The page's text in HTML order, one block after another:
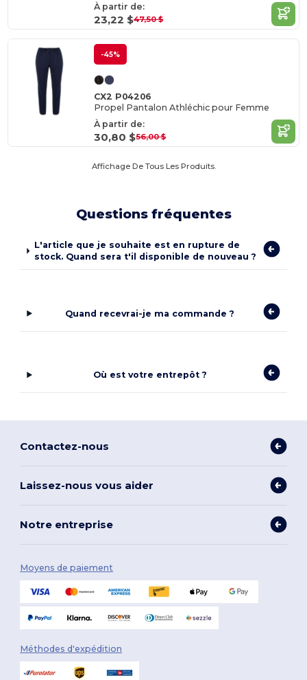
À partir de:
23,22 $47,50 $
-45%
CX2 P04206
Propel Pantalon Athléchic pour Femme
À partir de:
30,80 $56,00 $
Affichage De Tous Les Produits.
Questions fréquentes
L'article que je souhaite est en rupture de
stock. Quand sera t'il disponible de nouveau ?
Quand recevrai-je ma commande ?
Où est votre entrepôt ?
Contactez-nous
Laissez-nous vous aider
Notre entreprise
Moyens de paiement
Méthodes d'expédition